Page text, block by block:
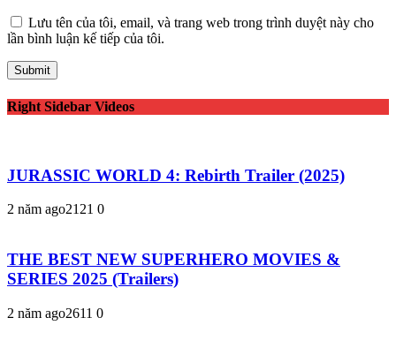
Lưu tên của tôi, email, và trang web trong trình duyệt này cho
lần bình luận kế tiếp của tôi.
Right Sidebar Videos
JURASSIC WORLD 4: Rebirth Trailer (2025)
2 năm ago2121 0
THE BEST NEW SUPERHERO MOVIES &
SERIES 2025 (Trailers)
2 năm ago2611 0